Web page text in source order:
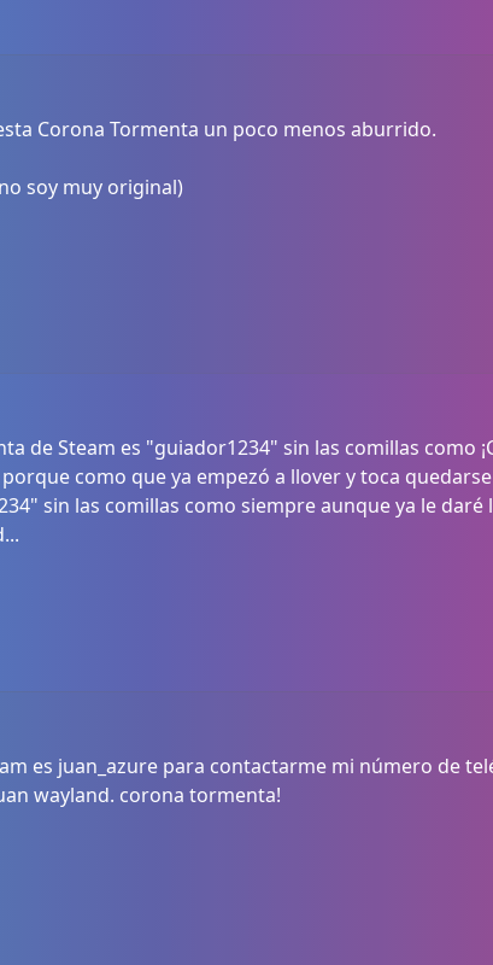
Corona Tormenta un poco menos aburrido.
soy muy original)
de Steam es "guiador1234" sin las comillas como
como que ya empezó a llover y toca
sin las comillas como siempre aunque ya le daré
es juan_azure para contactarme mi número de
wayland. corona tormenta!